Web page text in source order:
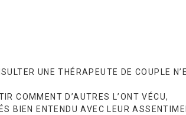
UNE THÉRAPEUTE DE COUPLE
COMMENT D’AUTRES L’ONT VÉCU,
BIEN ENTENDU AVEC LEUR